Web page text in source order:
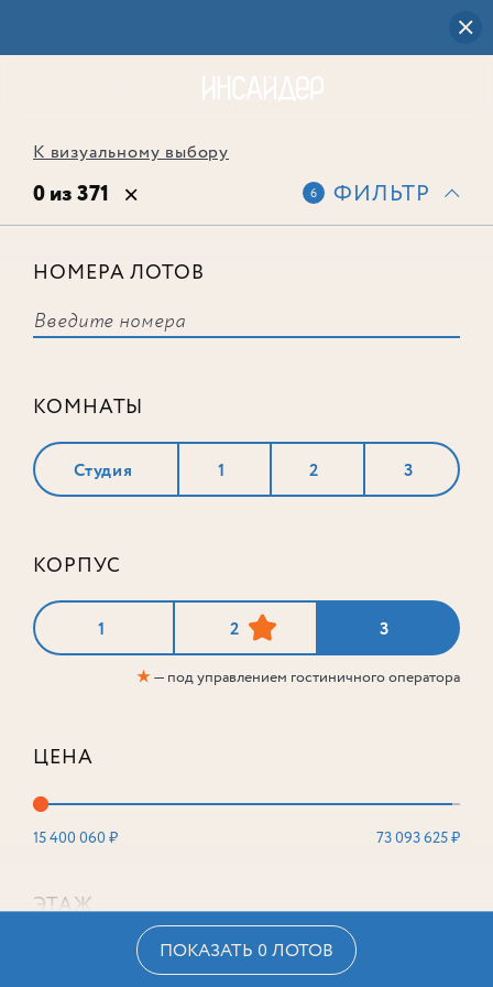
К визуальному выбору
0 из 371 6 ФИЛЬТР
НОМЕРА ЛОТОВ
КОМНАТЫ
Студия 1 2 3
КОРПУС
1 2 3
★— под управлением гостиничного оператора
ЦЕНА
15 400 060 ₽ 73 093 625 ₽
ЭТАЖ
ПОКАЗАТЬ 0 ЛОТОВ
соответствует ни одного лота